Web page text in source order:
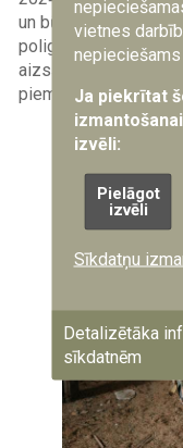
un būtiskiem
poligona pirmās
aizsākās 15.
piemiņas kapsula.
Image
vietnes
Ja piekrītat
izvēli:
Pielāgot
izvēli
Sīkdatņu
Detalizētāka
sīkdatnēm